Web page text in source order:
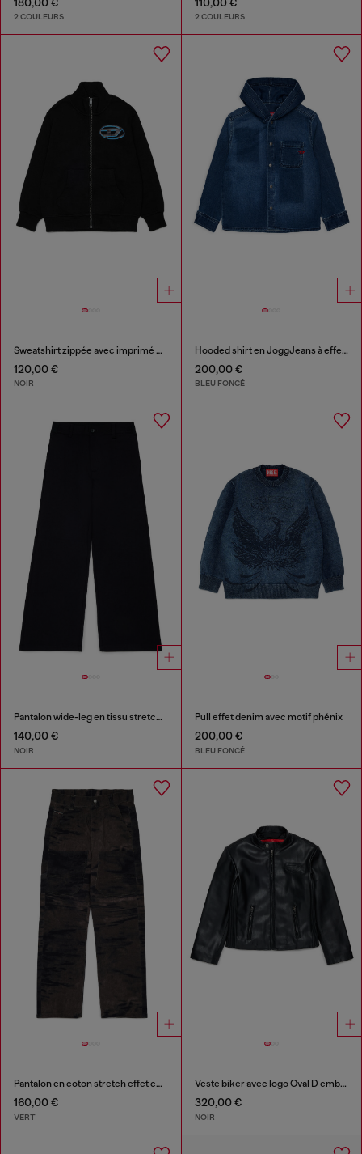
2 COULEURS 2 COULEURS
Sweatshirt zippée avec imprimé Oval D bicolore
120,00 €
NOIR
Hooded shirt en JoggJeans à effet ombré
200,00 €
BLEU FONCÉ
Pantalon wide-leg en tissu stretch compact
140,00 €
NOIR
Pull effet denim avec motif phénix
200,00 €
BLEU FONCÉ
Pantalon en coton stretch effet chiné
160,00 €
VERT
Veste biker avec logo Oval D embossé
320,00 €
NOIR